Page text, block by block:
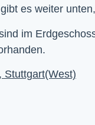
es weiter
im
Stuttgart(West)